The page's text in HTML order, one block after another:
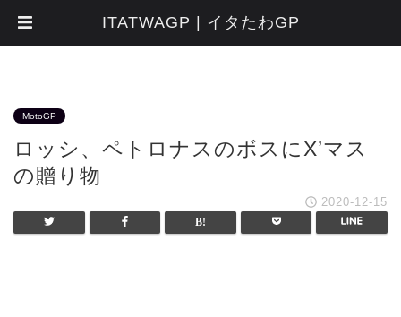
MotoGP
ロッシ、ペトロナスのボスにX’マス
の贈り物
2020-12-15
ITATWAGP | イタたわGP